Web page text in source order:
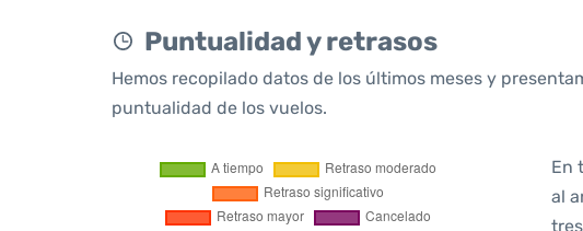
Puntualidad y retrasos
Hemos recopilado datos de los últimos meses y
puntualidad de los vuelos.
En
al